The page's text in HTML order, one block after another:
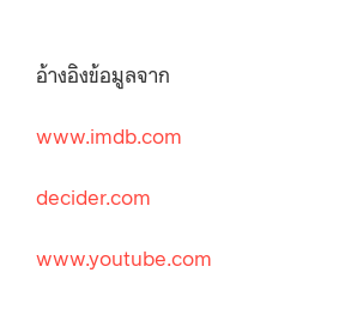
อ้างอิงข้อมูลจาก
www.imdb.com
decider.com
www.youtube.com